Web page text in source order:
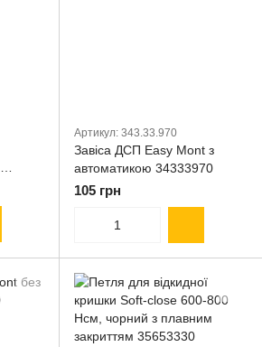
Артикул: 343.33.970
Завіса ДСП Easy Mont з
автоматикою 34333970
105 грн